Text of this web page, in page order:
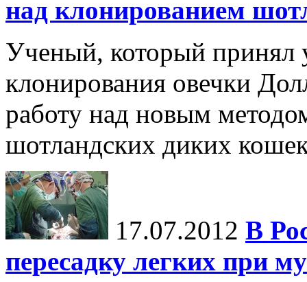
над клонированием
Ученый, который принял
клонирования овечки
работу над новым
шотландских диких
17.07.2012 В
пересадку легких при